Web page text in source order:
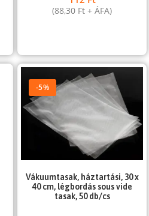
(88,30 Ft + ÁFA)
-5%
Vákuumtasak, háztartási, 30 x
40 cm, légbordás sous vide
tasak, 50 db/cs